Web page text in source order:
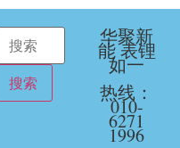
华聚新
能 表锂
如一
热线：
010-
6271
1996